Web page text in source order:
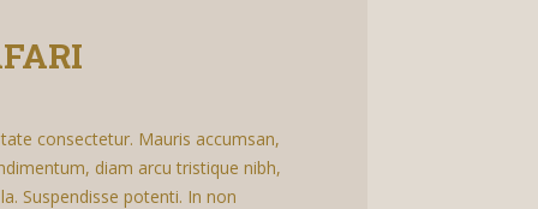
consectetur. Mauris accumsan,
diam arcu tristique nibh,
Suspendisse potenti. In non